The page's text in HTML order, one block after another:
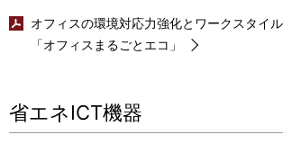
オフィスの環境対応力強化とワークスタイ
「オフィスまるごとエコ」
省エネICT機器